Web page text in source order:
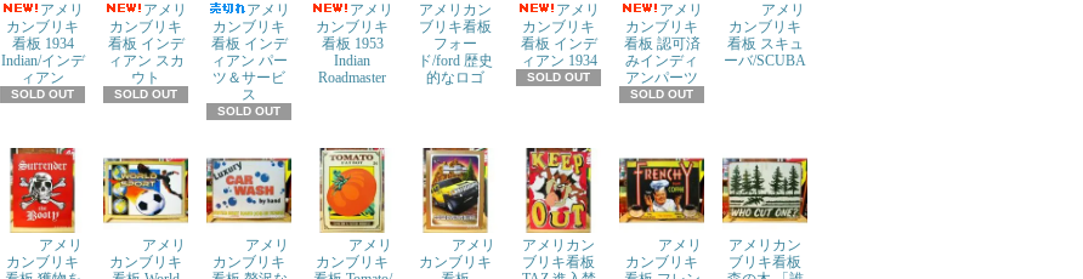
アメリ
カンブリキ
看板 1934
Indian/インデ
ィアン
SOLD OUT
アメリ
カンブリキ
看板 インデ
ィアン スカ
ウト
SOLD OUT
アメリ
カンブリキ
看板 インデ
ィアン パー
ツ＆サービ
ス
SOLD OUT
アメリ
カンブリキ
看板 1953
Indian
Roadmaster
アメリカン
ブリキ看板
フォー
ド/ford 歴史
的なロゴ
アメリ
カンブリキ
看板 インデ
ィアン 1934
SOLD OUT
アメリ
カンブリキ
看板 認可済
みインディ
アンパーツ
SOLD OUT
アメリ
カンブリキ
看板 スキュ
ーバ/SCUBA
アメリ
カンブリキ
アメリ
カンブリキ
アメリ
カンブリキ
アメリ
カンブリキ
アメリ
カンブリキ
アメリカン
ブリキ看板
アメリ
カンブリキ
アメリカン
ブリキ看板